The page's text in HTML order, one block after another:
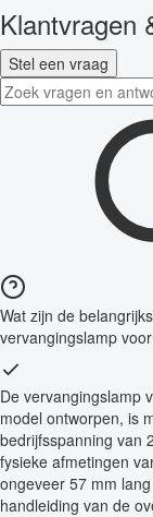
Klantvragen
Stel een vraag
Wat zijn de
vervangingslamp
De vervangingslamp
model ontworpen, is
bedrijfsspanning van
fysieke afmetingen
ongeveer 57 mm
handleiding van de